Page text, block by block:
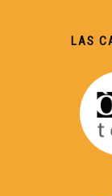
LAS